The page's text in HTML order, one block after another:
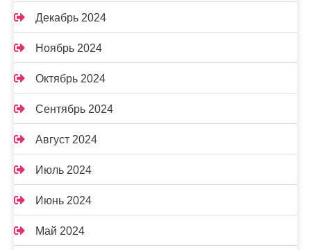
Декабрь 2024
Ноябрь 2024
Октябрь 2024
Сентябрь 2024
Август 2024
Июль 2024
Июнь 2024
Май 2024